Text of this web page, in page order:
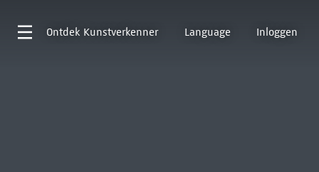
Ontdek Kunstverkenner Language Inloggen